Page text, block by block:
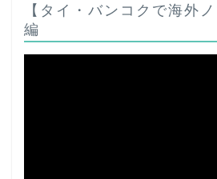
【タイ・バンコクで海外
編